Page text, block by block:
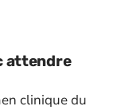
attendre
clinique du